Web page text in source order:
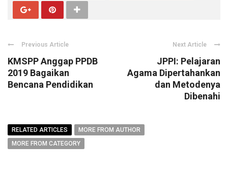
Previous Article
KMSPP Anggap PPDB
2019 Bagaikan
Bencana Pendidikan
Next Article
JPPI: Pelajaran
Agama Dipertahankan
dan Metodenya
Dibenahi
RELATED ARTICLES
MORE FROM AUTHOR
MORE FROM CATEGORY